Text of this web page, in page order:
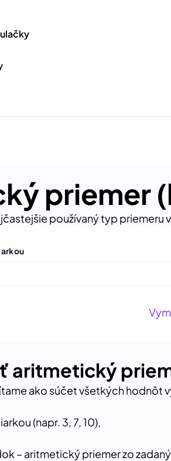
priemer
používaný typ priemeru
aritmetický
ako súčet všetkých hodnôt
(napr. 3, 7, 10),
– aritmetický priemer zo